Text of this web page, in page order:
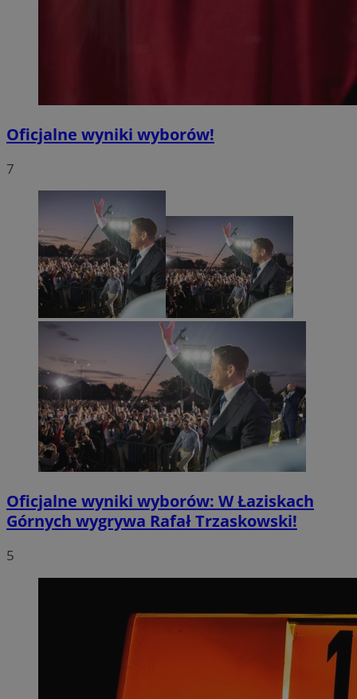
Oficjalne wyniki wyborów!
7
Oficjalne wyniki wyborów: W Łaziskach
Górnych wygrywa Rafał Trzaskowski!
5